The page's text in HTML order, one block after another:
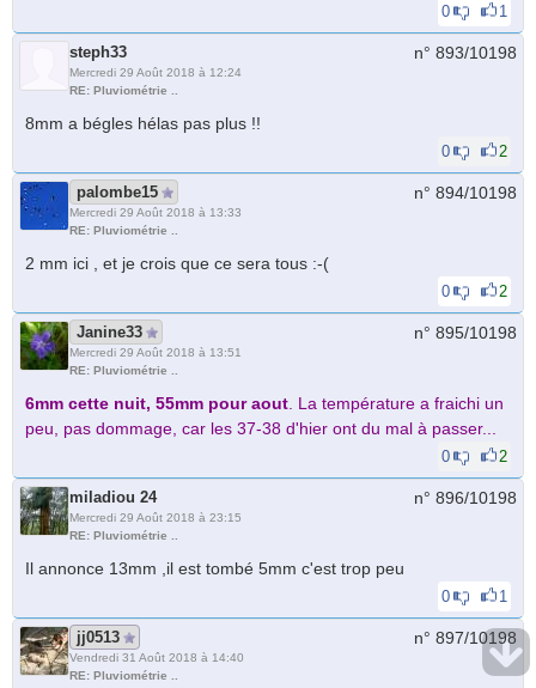
0 1
steph33
Mercredi 29 Août 2018 à 12:24
RE: Pluviométrie ..
n° 893/10198
8mm a bégles hélas pas plus !!
0 2
palombe15
Mercredi 29 Août 2018 à 13:33
RE: Pluviométrie ..
n° 894/10198
2 mm ici , et je crois que ce sera tous :-(
0 2
Janine33
Mercredi 29 Août 2018 à 13:51
RE: Pluviométrie ..
n° 895/10198
6mm cette nuit, 55mm pour aout . La température a fraichi un
peu, pas dommage, car les 37-38 d'hier ont du mal à passer...
0 2
miladiou 24
Mercredi 29 Août 2018 à 23:15
RE: Pluviométrie ..
n° 896/10198
Il annonce 13mm ,il est tombé 5mm c'est trop peu
0 1
jj0513
Vendredi 31 Août 2018 à 14:40
RE: Pluviométrie ..
n° 897/10198